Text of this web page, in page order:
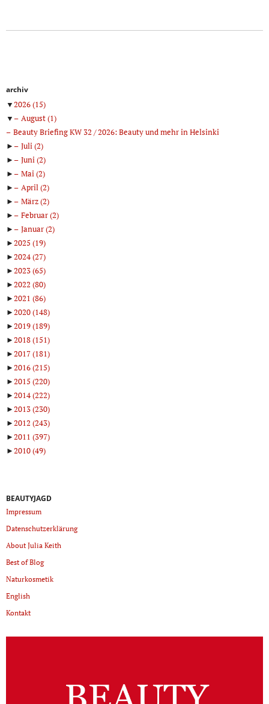
archiv
▼2026(15)
▼
August(1)
Beauty Briefing KW 32 / 2026: Beauty und mehr in Helsinki
►
Juli(2)
►
Juni(2)
►
Mai(2)
►
April(2)
►
März(2)
►
Februar(2)
►
Januar(2)
►2025 (19)
►2024(27)
►2023(65)
►2022 (80)
►2021 (86)
►2020(148)
►2019(189)
►2018(151)
►2017(181)
►2016(215)
►2015 (220)
►2014(222)
►2013(230)
►2012 (243)
►2011 (397)
►2010(49)
BEAUTYJAGD
Impressum
Datenschutzerklärung
About Julia Keith
Best of Blog
Naturkosmetik
English
Kontakt